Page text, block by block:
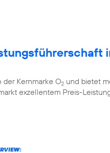
Kernmarke O2 und bietet
exzellentem Preis-